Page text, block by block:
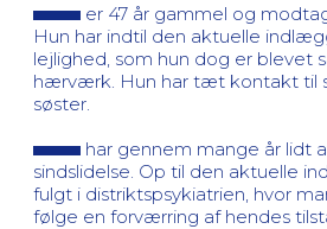
er 47 år gammel og
Hun har indtil den aktuelle
lejlighed, som hun dog er blevet
hærværk. Hun har tæt kontakt til
søster.
har gennem mange år lidt
sindslidelse. Op til den aktuelle
fulgt i distriktspsykiatrien, hvor
følge en forværring af hendes